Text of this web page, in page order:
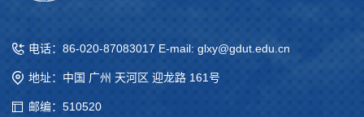
电话：86-020-87083017 E-mail: glxy@gdut.edu.cn
地址：中国 广州 天河区 迎龙路 161号
邮编：510520